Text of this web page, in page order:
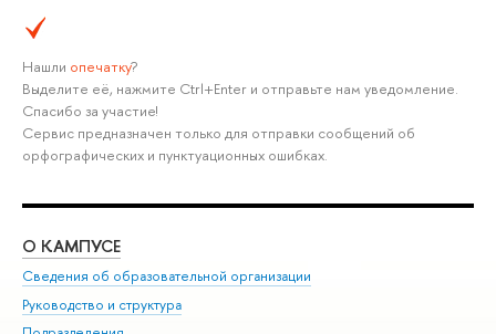
Нашли опечатку?
Выделите её, нажмите Ctrl+Enter и отправьте нам уведомление.
Спасибо за участие!
Сервис предназначен только для отправки сообщений об
орфографических и пунктуационных ошибках.
О КАМПУСЕ
Сведения об образовательной организации
Руководство и структура